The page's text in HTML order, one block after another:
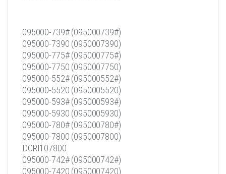
095000-739# (095000739#)
095000-7390 (0950007390)
095000-775# (095000775#)
095000-7750 (0950007750)
095000-552# (095000552#)
095000-5520 (0950005520)
095000-593# (095000593#)
095000-5930 (0950005930)
095000-780# (095000780#)
095000-7800 (0950007800)
DCRI107800
095000-742# (095000742#)
095000-7420 (0950007420)